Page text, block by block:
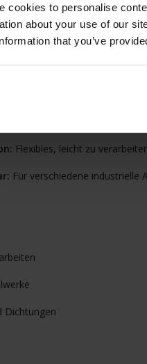
cookies to personalise
about your use of our
that you’ve
Niedrige
Flexibles, leicht zu
Für verschiedene industrielle
Dichtungen